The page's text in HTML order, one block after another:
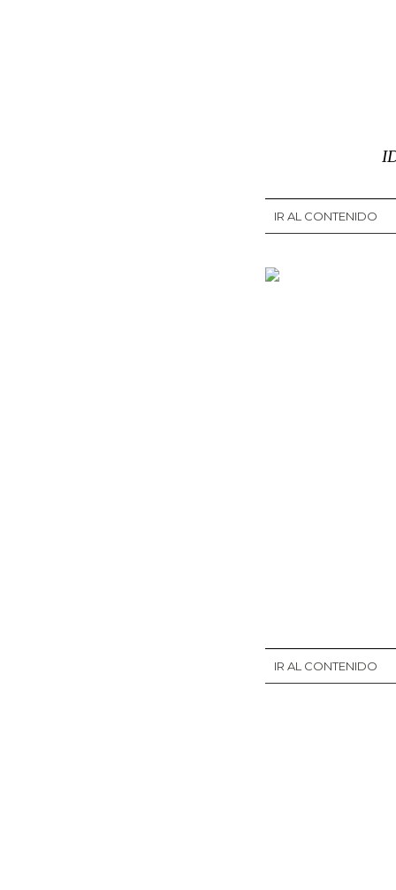
IR AL CONTENIDO
IR AL CONTENIDO